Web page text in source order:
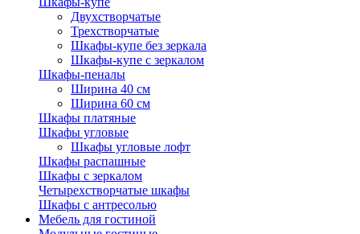
Двухстворчатые
Трехстворчатые
Шкафы-купе без зеркала
Шкафы-купе с зеркалом
Шкафы-пеналы
Ширина 40 см
Ширина 60 см
Шкафы платяные
Шкафы угловые
Шкафы угловые лофт
Шкафы распашные
Шкафы с зеркалом
Четырехстворчатые шкафы
Шкафы с антресолью
Мебель для гостиной